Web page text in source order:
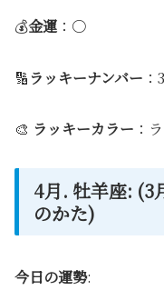
💰金運 ：〇
🔢 ラッキーナンバー ：3
🎨 ラッキーカラー ：
4月. 牡羊座: (3
のかた)
今日の運勢: